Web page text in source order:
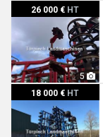
26 000 € HT
5
Horsch Cruiser 6 XL
18 000 € HT
Dalbo Cultimax 800